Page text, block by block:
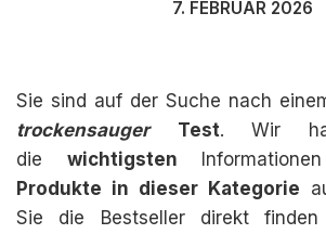
7. FEBRUAR 2026
Sie sind auf der Suche nach
trockensauger
Test. Wir
die wichtigsten
Produkte in dieser Kategorie
Sie die Bestseller direkt finden